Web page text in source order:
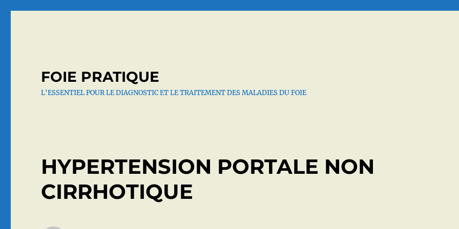
FOIE PRATIQUE
L'ESSENTIEL POUR LE DIAGNOSTIC ET LE TRAITEMENT DES MALADIES DU FOIE
HYPERTENSION PORTALE NON
CIRRHOTIQUE